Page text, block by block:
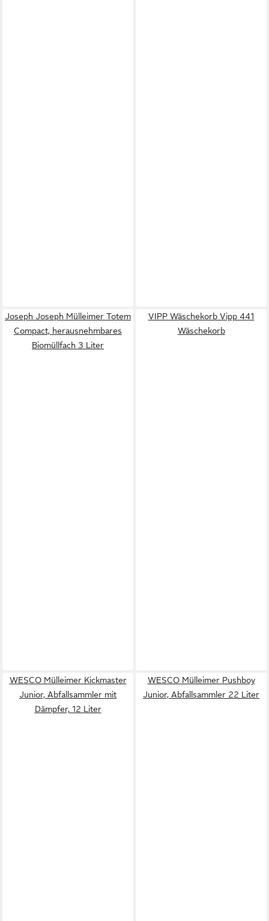
Joseph Joseph Mülleimer Totem
Compact, herausnehmbares
Biomüllfach 3 Liter
VIPP Wäschekorb Vipp 441
Wäschekorb
WESCO Mülleimer Kickmaster
Junior, Abfallsammler mit
Dämpfer, 12 Liter
WESCO Mülleimer Pushboy
Junior, Abfallsammler 22 Liter